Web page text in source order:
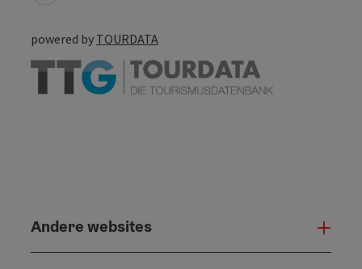
powered by TOURDATA
Andere websites